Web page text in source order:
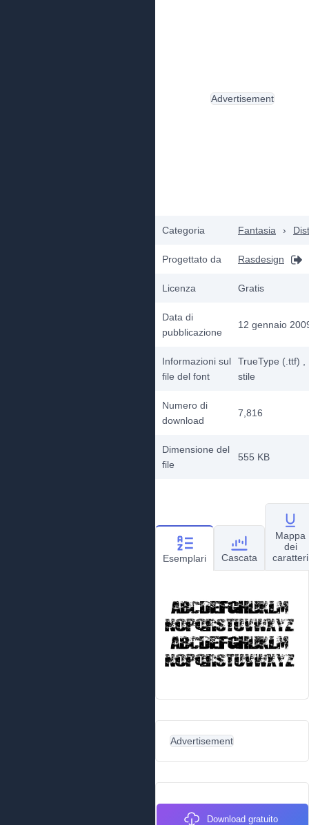
Categoria Fantasia ›
Progettato da Rasdesign
Licenza Gratis
Data di
pubblicazione
12 gennaio
Informazioni sul
file del font
TrueType (.ttf)
stile
Numero di
download
7,816
Dimensione del
file
555 KB
Advertisement
Esemplari Cascata
Mappa
dei
caratteri
Advertisement
Download gratuito